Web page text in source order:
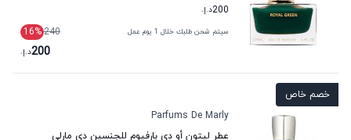
200د.إ.
سيتم شحن طلبك خلال 1 يوم عمل 240
16%
200د.إ.
خصم خاص
Parfums De Marly
عطر ليتون أو دي بارفيوم للجنسين دي مارلي